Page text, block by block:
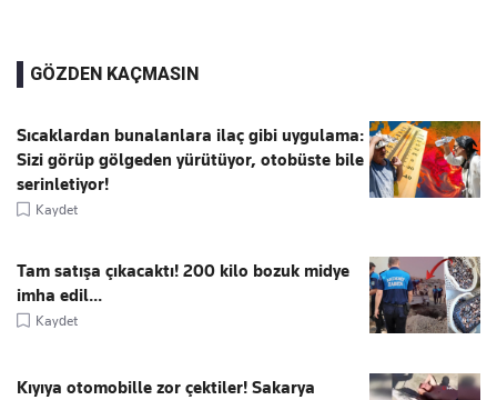
GÖZDEN KAÇMASIN
Sıcaklardan bunalanlara ilaç gibi uygulama:
Sizi görüp gölgeden yürütüyor, otobüste bile
serinletiyor!
Kaydet
Tam satışa çıkacaktı! 200 kilo bozuk midye
imha edil...
Kaydet
Kıyıya otomobille zor çektiler! Sakarya